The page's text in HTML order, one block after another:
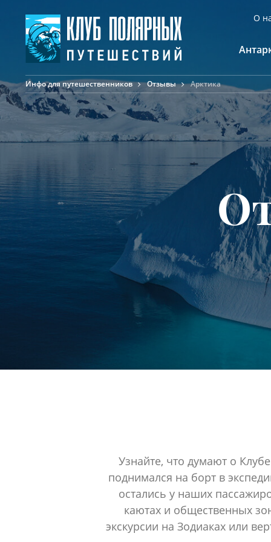
О
Инфо для путешественников Отзывы Арктика
Узнайте, что думают о
поднимался на борт в
остались у наших
каютах и общественных
экскурсии на Зодиаках или